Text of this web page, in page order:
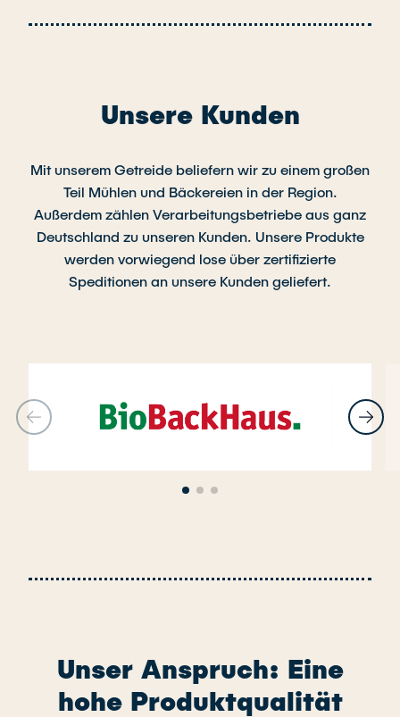
Unsere Kunden
Mit unserem Getreide beliefern wir zu einem großen
Teil Mühlen und Bäckereien in der Region.
Außerdem zählen Verarbeitungsbetriebe aus ganz
Deutschland zu unseren Kunden. Unsere Produkte
werden vorwiegend lose über zertifizierte
Speditionen an unsere Kunden geliefert.
Zurück Vor
Unser Anspruch: Eine
hohe Produktqualität